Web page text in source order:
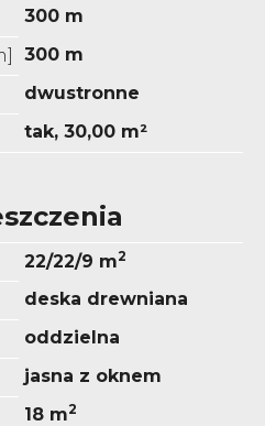
300 m
300 m
dwustronne
tak, 30,00 m²
22/22/9 m2
deska drewniana
oddzielna
jasna z oknem
18 m2